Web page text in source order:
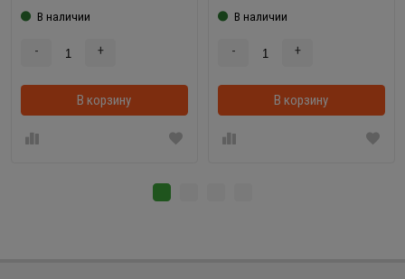
В наличии
- +
В корзину В корзинке
В наличии
- +
В корзину